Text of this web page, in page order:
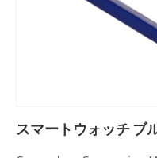
スマートウォッチ ブ